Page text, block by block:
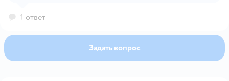
1 ответ
Задать вопрос